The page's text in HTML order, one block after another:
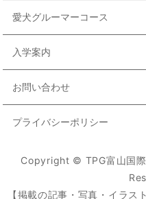
愛犬グルーマーコース
入学案内
お問い合わせ
プライバシーポリシー
Copyright © TPG富山国
【掲載の記事・写真・イラス